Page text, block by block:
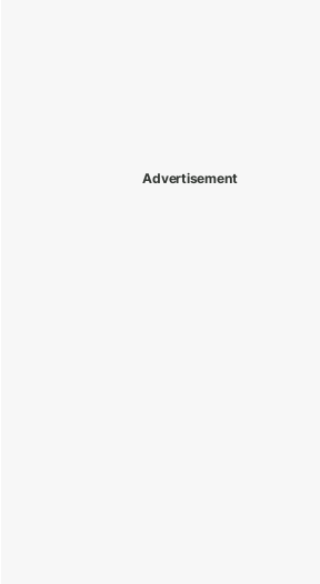
Advertisement